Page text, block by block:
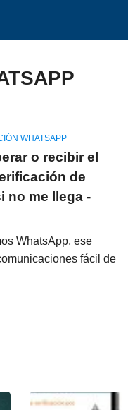
WHATSAPP
o recibir el
de
no me llega -
WhatsApp, ese
fácil de